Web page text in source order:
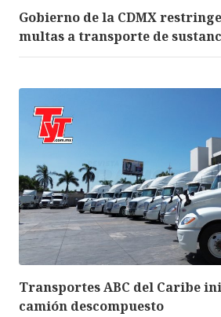
Gobierno de la CDMX
multas a transporte de
Transportes ABC del Caribe
camión descompuesto